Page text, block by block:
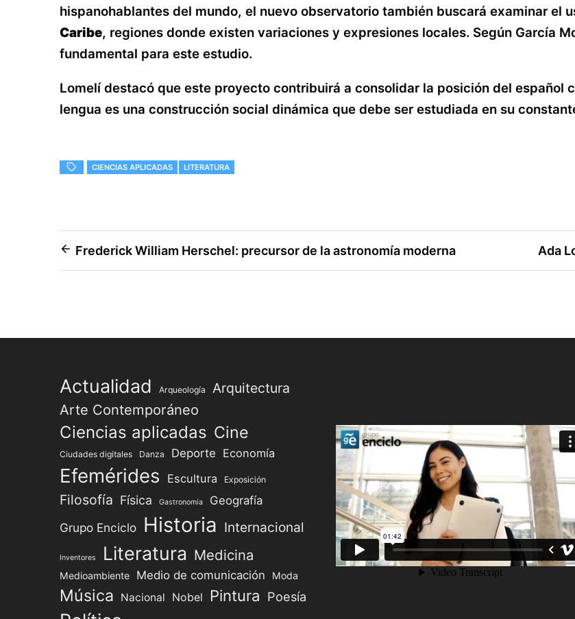
hispanohablantes del mundo, el nuevo observatorio también buscará examinar el
Caribe, regiones donde existen variaciones y expresiones locales. Según García
fundamental para este estudio.
Lomelí destacó que este proyecto contribuirá a consolidar la posición del español
lengua es una construcción social dinámica que debe ser estudiada en su
CIENCIAS APLICADAS LITERATURA
Navegación
de
Frederick William Herschel: precursor de la astronomía moderna Ada
Actualidad Arqueología Arquitectura
Arte Contemporáneo
Ciencias aplicadas Cine
Ciudades digitales Danza Deporte Economía
Efemérides Escultura Exposición
Filosofía Física Gastronomía Geografía
Grupo Enciclo Historia Internacional
Inventores Literatura Medicina
Medioambiente Medio de comunicación Moda
Música Nacional Nobel Pintura Poesía